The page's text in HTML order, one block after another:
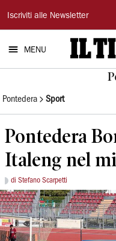
Il
Tirreno
Iscriviti alle Newsletter
MENU
Pontedera Sport
Pontedera
Italeng nel
di Stefano Scarpetti